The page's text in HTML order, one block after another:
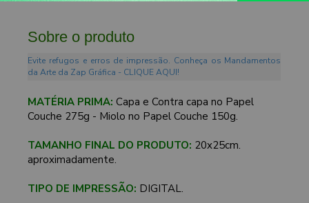
Sobre o produto
Evite refugos e erros de impressão. Conheça os Mandamentos
da Arte da Zap Gráfica - CLIQUE AQUI!
MATÉRIA PRIMA: Capa e Contra capa no Papel
Couche 275g - Miolo no Papel Couche 150g.
TAMANHO FINAL DO PRODUTO: 20x25cm.
aproximadamente.
TIPO DE IMPRESSÃO: DIGITAL.